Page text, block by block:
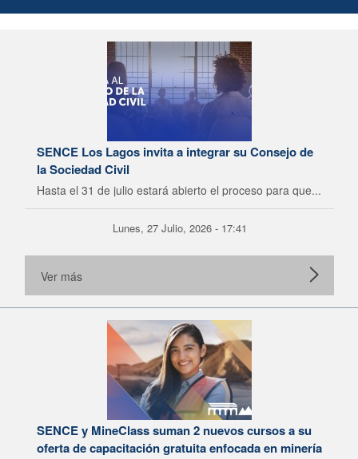
SENCE Los Lagos invita a integrar su Consejo de
la Sociedad Civil
Hasta el 31 de julio estará abierto el proceso para que...
Lunes, 27 Julio, 2026 - 17:41
Ver más
SENCE y MineClass suman 2 nuevos cursos a su
oferta de capacitación gratuita enfocada en minería